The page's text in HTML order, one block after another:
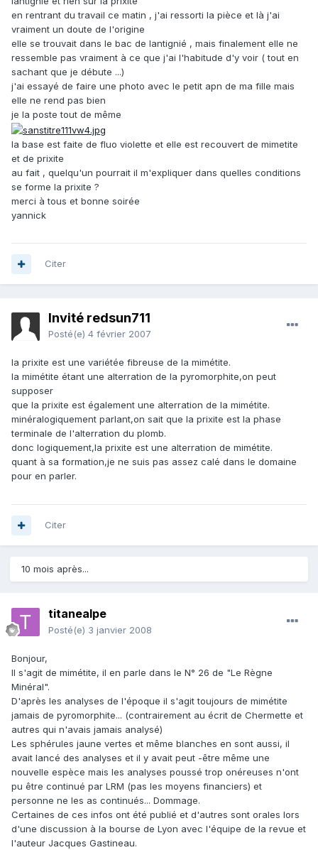
en rentrant du travail ce matin , j'ai ressorti la pièce et là j'ai
vraiment un doute de l'origine
elle se trouvait dans le bac de lantignié , mais finalement elle ne
ressemble pas vraiment à ce que j'ai l'habitude d'y voir ( tout en
sachant que je débute ...)
j'ai essayé de faire une photo avec le petit apn de ma fille mais
elle ne rend pas bien
je la poste tout de même
la base est faite de fluo violette et elle est recouvert de mimetite
et de prixite
au fait , quelqu'un pourrait il m'expliquer dans quelles conditions
se forme la prixite ?
merci à tous et bonne soirée
yannick
Citer
Invité redsun711
Posté(e) 4 février 2007
la prixite est une variétée fibreuse de la mimétite.
la mimétite étant une alterration de la pyromorphite,on peut
supposer
que la prixite est également une alterration de la mimétite.
minéralogiquement parlant,on sait que la prixite est la phase
terminale de l'alterration du plomb.
donc logiquement,la prixite est une alterration de mimétite.
quant à sa formation,je ne suis pas assez calé dans le domaine
pour en parler.
Citer
10 mois après...
titanealpe
Posté(e) 3 janvier 2008
Bonjour,
Il s'agit de mimétite, il en parle dans le N° 26 de "Le Règne
Minéral".
D'après les analyses de l'époque il s'agit toujours de mimétite
jamais de pyromorphite... (contrairement au écrit de Chermette et
autres qui n'avais jamais analysé)
Les sphérules jaune vertes et même blanches en sont aussi, il
avait lancé des analyses et il y avait peut -être même une
nouvelle espèce mais les analyses poussé trop onéreuses n'ont
pu être continué par LRM (pas les moyens financiers) et
personne ne les as continués... Dommage.
Certaines de ces infos ont été publié et d'autres sont orales lors
d'une discussion à la bourse de Lyon avec l'équipe de la revue et
l'auteur Jacques Gastineau.